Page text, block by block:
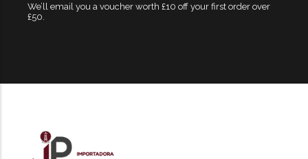
We’ll email you a voucher worth £10 off your first order over
£50.